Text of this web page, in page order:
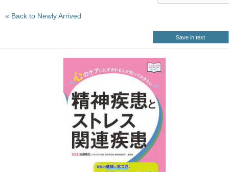
Back to Newly Arrived
Save in text